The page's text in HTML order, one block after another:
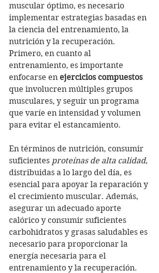
muscular óptimo, es necesario
implementar estrategias basadas en
la ciencia del entrenamiento, la
nutrición y la recuperación.
Primero, en cuanto al
entrenamiento, es importante
enfocarse en ejercicios compuestos
que involucren múltiples grupos
musculares, y seguir un programa
que varíe en intensidad y volumen
para evitar el estancamiento.
En términos de nutrición, consumir
suficientes proteínas de alta calidad,
distribuidas a lo largo del día, es
esencial para apoyar la reparación y
el crecimiento muscular. Además,
asegurar un adecuado aporte
calórico y consumir suficientes
carbohidratos y grasas saludables es
necesario para proporcionar la
energía necesaria para el
entrenamiento y la recuperación.